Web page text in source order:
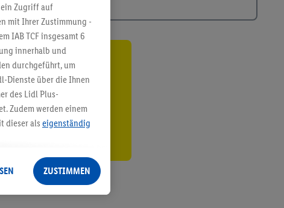
ein Zugriff auf
mit Ihrer Zustimmung -
IAB TCF insgesamt 6
innerhalb und
durchgeführt, um
Dienste über die Ihnen
des Lidl Plus-
Zudem werden einem
dieser als eigenständig
der Lidl-Dienste, Ihr
- sowie Ihre
dem Speichern von
ZUSTIMMEN